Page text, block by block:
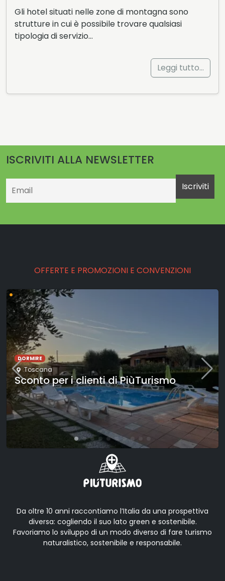
Gli hotel situati nelle zone di montagna sono
strutture in cui è possibile trovare qualsiasi
tipologia di servizio…
Leggi tutto…
ISCRIVITI ALLA NEWSLETTER
OFFERTE E PROMOZIONI E CONVENZIONI
•
CULTURA
Trieste,Friuli-Venezia Giulia
Trieste seguendo la Bora: esplorazione
urbana
Da oltre 10 anni raccontiamo l’Italia da una prospettiva
diversa: cogliendo il suo lato green e sostenibile.
Favoriamo lo sviluppo di un modo diverso di fare turismo
naturalistico, sostenibile e responsabile.